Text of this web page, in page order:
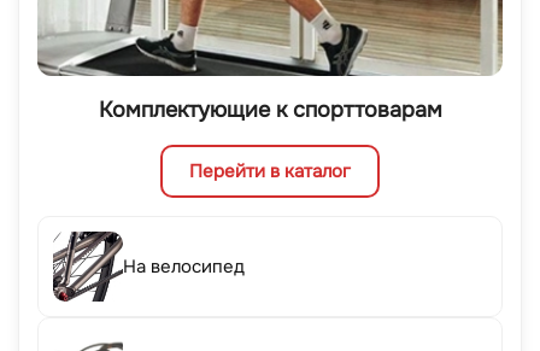
Комплектующие к спорттоварам
Перейти в каталог
На велосипед